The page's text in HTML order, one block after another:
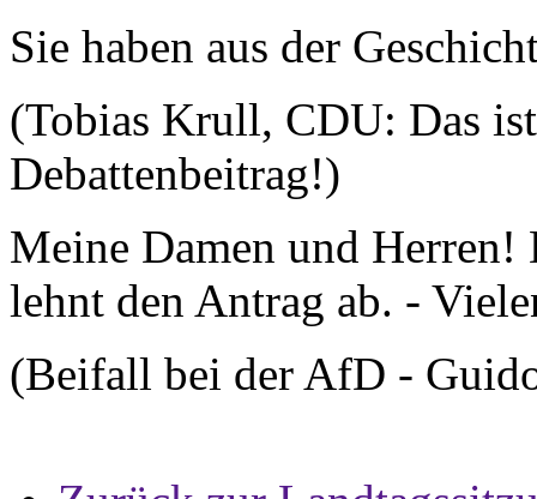
Sie haben aus der
(Tobias Krull, CDU: Das
Debattenbeitrag!)
Meine Damen und
lehnt den Antrag ab. -
(Beifall bei der AfD -